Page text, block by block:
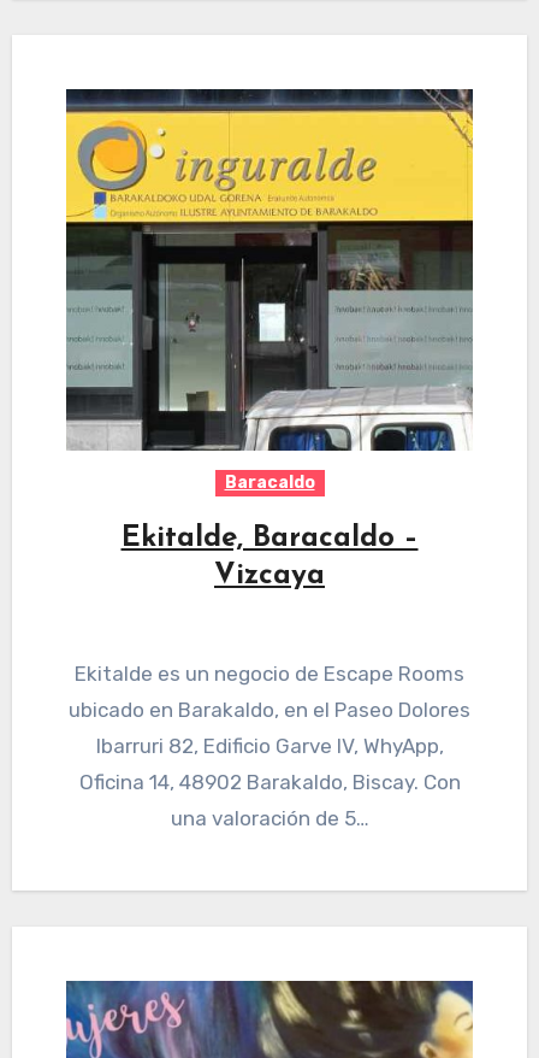
Baracaldo
Ekitalde, Baracaldo –
Vizcaya
Ekitalde es un negocio de Escape Rooms
ubicado en Barakaldo, en el Paseo Dolores
Ibarruri 82, Edificio Garve IV, WhyApp,
Oficina 14, 48902 Barakaldo, Biscay. Con
una valoración de 5…